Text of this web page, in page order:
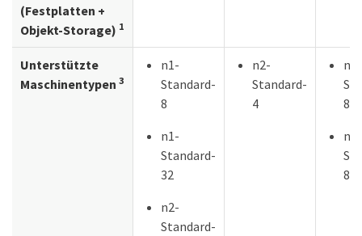
(Festplatten +
Objekt-Storage) 1
Unterstützte
Maschinentypen 3
n1-
Standard-
8
n1-
Standard-
32
n2-
Standard-
n2-
Standard-
4
n1-
8
n2-
8